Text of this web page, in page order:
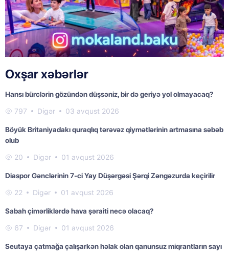
Oxşar xəbərlər
Hansı bürclərin gözündən düşsəniz, bir də geriyə yol olmayacaq?
797 Digər 03 avqust 2026
Böyük Britaniyadakı quraqlıq tərəvəz qiymətlərinin artmasına səbəb
olub
20 Digər 01 avqust 2026
Diaspor Gənclərinin 7-ci Yay Düşərgəsi Şərqi Zəngəzurda keçirilir
22 Digər 01 avqust 2026
Sabah çimərliklərdə hava şəraiti necə olacaq?
67 Digər 01 avqust 2026
Seutaya çatmağa çalışarkən həlak olan qanunsuz miqrantların sayı